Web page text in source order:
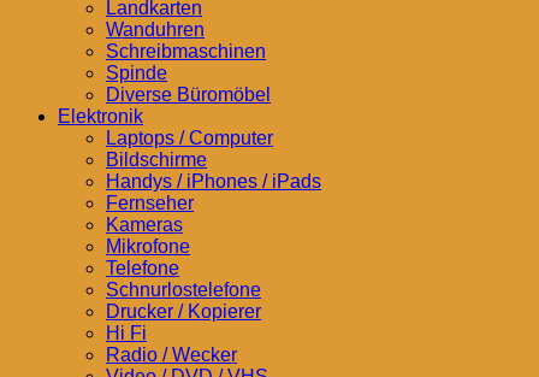
Landkarten
Wanduhren
Schreibmaschinen
Spinde
Diverse Büromöbel
Elektronik
Laptops / Computer
Bildschirme
Handys / iPhones / iPads
Fernseher
Kameras
Mikrofone
Telefone
Schnurlostelefone
Drucker / Kopierer
Hi Fi
Radio / Wecker